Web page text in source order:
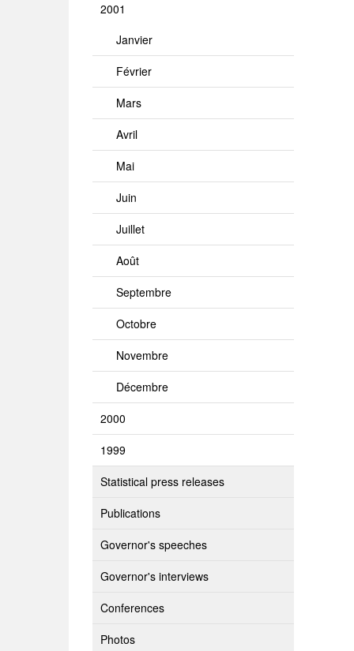
2001
Janvier
Février
Mars
Avril
Mai
Juin
Juillet
Août
Septembre
Octobre
Novembre
Décembre
2000
1999
Statistical press releases
Publications
Governor's speeches
Governor's interviews
Conferences
Photos